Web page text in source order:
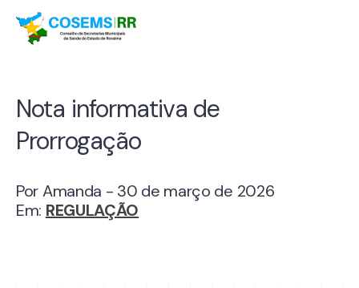
Nota informativa de
Prorrogação
Por Amanda - 30 de março de 2026
Em: REGULAÇÃO